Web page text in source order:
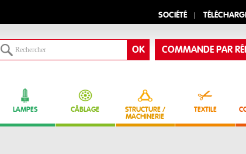
SOCIÉTÉ
COMMANDE PAR
LAMPES CÂBLAGE
STRUCTURE /
MACHINERIE
TEXTILE